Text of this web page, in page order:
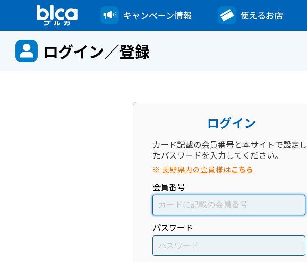
キャンペーン情報 使えるお店
ログイン／登録
ログイン
カード記載の会員番号と本サイトで設定し
たパスワードを入力してください。
※ 長野県内の会員様はこちら
会員番号
パスワード